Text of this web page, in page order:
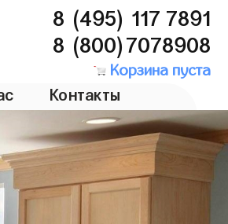
8 (495) 117 7891
8 (800)7078908
Корзина пуста
Контакты